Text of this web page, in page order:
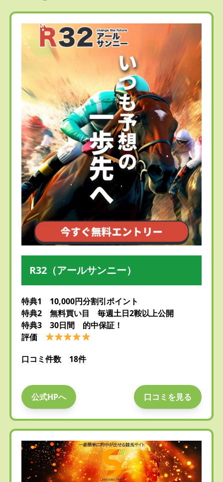
R32（アールサンニー）
特典1 10,000円分割引ポイント
特典2 無料買い目 毎週土日2鞍以上公開
特典3 30日間 的中保証！
評価
口コミ件数 18件
公式HPへ 口コミを見る